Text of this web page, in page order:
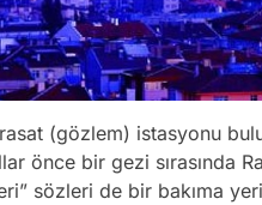
(gözlem) istasyonu
önce bir gezi sırasında
sözleri de bir bakıma